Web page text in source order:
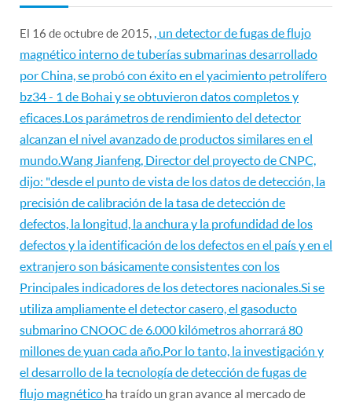
El 16 de octubre de 2015,
, un detector de fugas de flujo
magnético interno de tuberías submarinas desarrollado
por China, se probó con éxito en el yacimiento petrolífero
bz34 - 1 de Bohai y se obtuvieron datos completos y
eficaces.Los parámetros de rendimiento del detector
alcanzan el nivel avanzado de productos similares en el
mundo.Wang Jianfeng, Director del proyecto de CNPC,
dijo: "desde el punto de vista de los datos de detección, la
precisión de calibración de la tasa de detección de
defectos, la longitud, la anchura y la profundidad de los
defectos y la identificación de los defectos en el país y en el
extranjero son básicamente consistentes con los
Principales indicadores de los detectores nacionales.Si se
utiliza ampliamente el detector casero, el gasoducto
submarino CNOOC de 6.000 kilómetros ahorrará 80
millones de yuan cada año.Por lo tanto, la investigación y
el desarrollo de la tecnología de detección de fugas de
flujo magnético ha traído un gran avance al mercado de